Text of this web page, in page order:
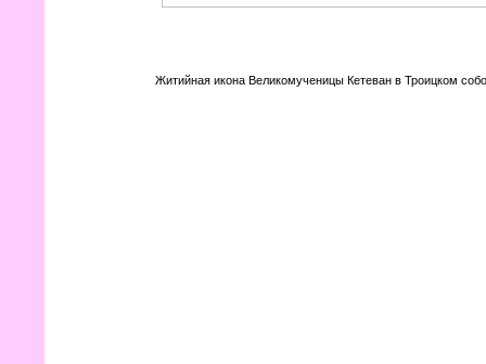
Житийная икона Великомученицы Кетеван в Троицком